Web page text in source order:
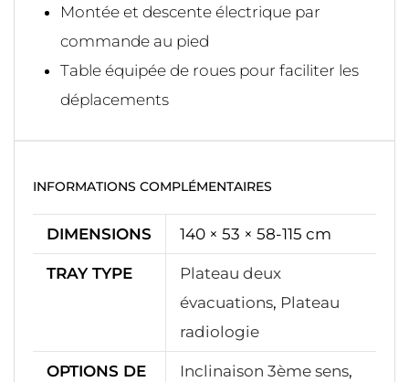
Montée et descente électrique par
commande au pied
Table équipée de roues pour faciliter les
déplacements
INFORMATIONS COMPLÉMENTAIRES
DIMENSIONS 140 × 53 × 58-115 cm
TRAY TYPE
Plateau deux
évacuations, Plateau
radiologie
OPTIONS DE
Inclinaison 3ème sens,